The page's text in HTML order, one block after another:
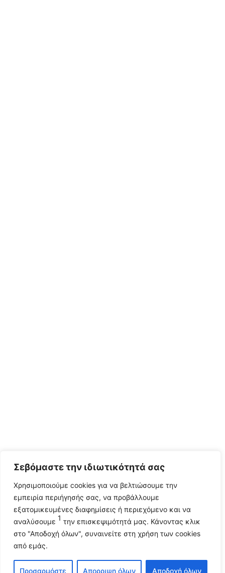
Σεβόμαστε την ιδιωτικότητά σας
Χρησιμοποιούμε cookies για να βελτιώσουμε την
εμπειρία περιήγησής σας, να προβάλλουμε
εξατομικευμένες διαφημίσεις ή περιεχόμενο και να
αναλύσουμε 1 την επισκεψιμότητά μας. Κάνοντας κλικ
στο "Αποδοχή όλων", συναινείτε στη χρήση των cookies
από εμάς.
Προσαρμόστε Απορριψη όλων Αποδοχή όλων